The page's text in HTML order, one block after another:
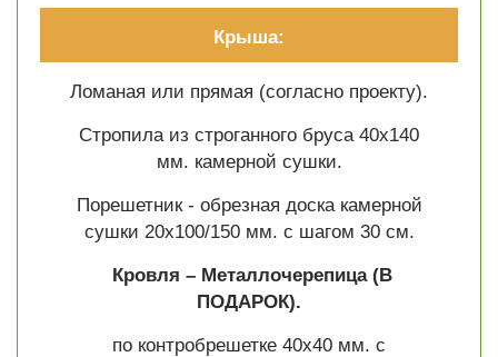
Крыша:
Ломаная или прямая (согласно проекту).
Стропила из строганного бруса 40х140
мм. камерной сушки.
Порешетник - обрезная доска камерной
сушки 20х100/150 мм. с шагом 30 см.
Кровля – Металлочерепица (В
ПОДАРОК).
по контробрешетке 40х40 мм. с